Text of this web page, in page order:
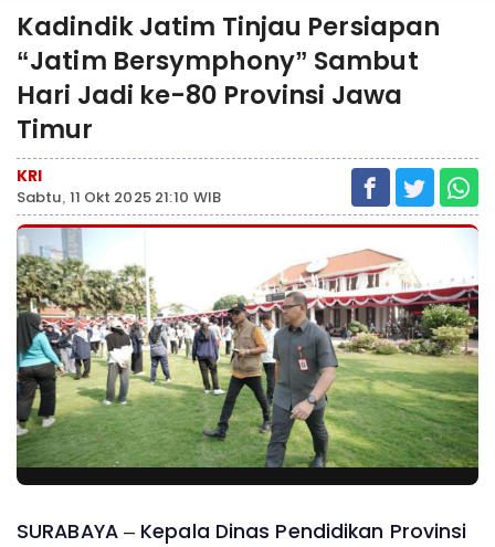
Kadindik Jatim Tinjau Persiapan
“Jatim Bersymphony” Sambut
Hari Jadi ke-80 Provinsi Jawa
Timur
KRI
Sabtu, 11 Okt 2025 21:10 WIB
SURABAYA – Kepala Dinas Pendidikan Provinsi